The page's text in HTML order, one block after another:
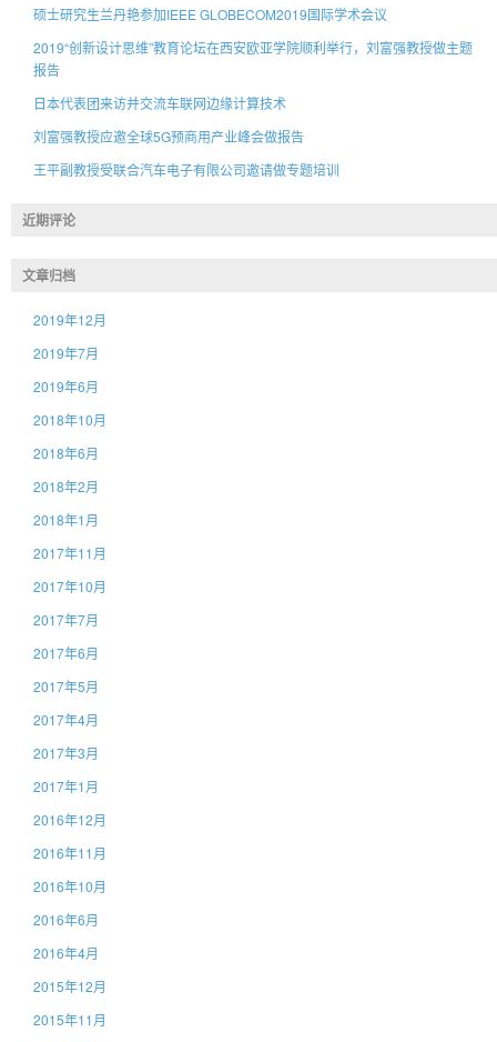
硕士研究生兰丹艳参加IEEE GLOBECOM2019国际学术会议
2019“创新设计思维”教育论坛在西安欧亚学院顺利举行，刘富强教授做主题
报告
日本代表团来访并交流车联网边缘计算技术
刘富强教授应邀全球5G预商用产业峰会做报告
王平副教授受联合汽车电子有限公司邀请做专题培训
近期评论
文章归档
2019年12月
2019年7月
2019年6月
2018年10月
2018年6月
2018年2月
2018年1月
2017年11月
2017年10月
2017年7月
2017年6月
2017年5月
2017年4月
2017年3月
2017年1月
2016年12月
2016年11月
2016年10月
2016年6月
2016年4月
2015年12月
2015年11月